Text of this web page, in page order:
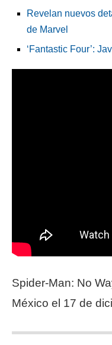
Revelan nuevos
de Marvel
‘Fantastic Four’:
Spider-Man: No
México el 17 de